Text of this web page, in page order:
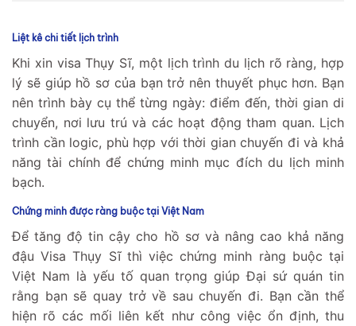
Liệt kê chi tiết lịch trình
Khi xin visa Thụy Sĩ, một lịch trình du lịch rõ ràng, hợp
lý sẽ giúp hồ sơ của bạn trở nên thuyết phục hơn. Bạn
nên trình bày cụ thể từng ngày: điểm đến, thời gian di
chuyển, nơi lưu trú và các hoạt động tham quan. Lịch
trình cần logic, phù hợp với thời gian chuyến đi và khả
năng tài chính để chứng minh mục đích du lịch minh
bạch.
Chứng minh được ràng buộc tại Việt Nam
Để tăng độ tin cậy cho hồ sơ và nâng cao khả năng
đậu Visa Thụy Sĩ thì việc chứng minh ràng buộc tại
Việt Nam là yếu tố quan trọng giúp Đại sứ quán tin
rằng bạn sẽ quay trở về sau chuyến đi. Bạn cần thể
hiện rõ các mối liên kết như công việc ổn định, thu